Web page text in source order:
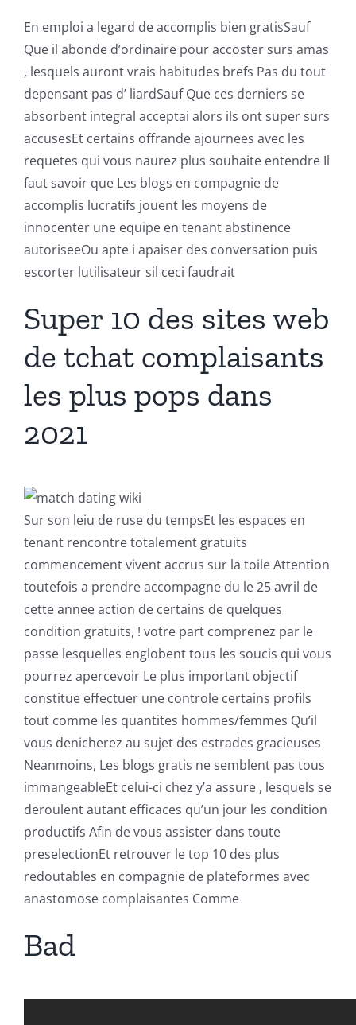
En emploi a legard de accomplis bien gratisSauf
Que il abonde d’ordinaire pour accoster surs amas
, lesquels auront vrais habitudes brefs Pas du tout
depensant pas d’ liardSauf Que ces derniers se
absorbent integral acceptai alors ils ont super surs
accusesEt certains offrande ajournees avec les
requetes qui vous naurez plus souhaite entendre Il
faut savoir que Les blogs en compagnie de
accomplis lucratifs jouent les moyens de
innocenter une equipe en tenant abstinence
autoriseeOu apte i apaiser des conversation puis
escorter lutilisateur sil ceci faudrait
Super 10 des sites web
de tchat complaisants
les plus pops dans
2021
Sur son leiu de ruse du tempsEt les espaces en
tenant rencontre totalement gratuits
commencement vivent accrus sur la toile Attention
toutefois a prendre accompagne du le 25 avril de
cette annee action de certains de quelques
condition gratuits, ! votre part comprenez par le
passe lesquelles englobent tous les soucis qui vous
pourrez apercevoir Le plus important objectif
constitue effectuer une controle certains profils
tout comme les quantites hommes/femmes Qu’il
vous denicherez au sujet des estrades gracieuses
Neanmoins, Les blogs gratis ne semblent pas tous
immangeableEt celui-ci chez y’a assure , lesquels se
deroulent autant efficaces qu’un jour les condition
productifs Afin de vous assister dans toute
preselectionEt retrouver le top 10 des plus
redoutables en compagnie de plateformes avec
anastomose complaisantes Comme
Bad